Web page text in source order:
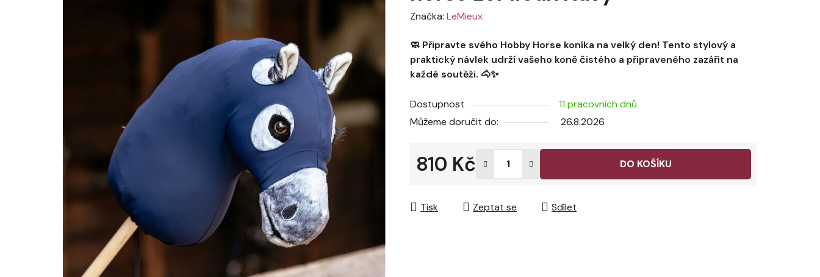
Značka: LeMieux
🧼 Připravte svého Hobby Horse koníka na velký den! Tento stylový a
praktický návlek udrží vašeho koně čistého a připraveného zazářit na
každé soutěži. 🐴✨
Dostupnost
11 pracovních dnů
Můžeme doručit do:
26.8.2026
810 Kč DO KOŠÍKU
Tisk Zeptat se Sdílet